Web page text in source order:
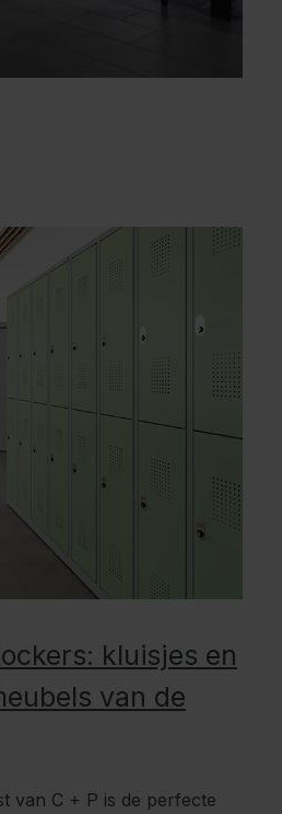
kluisjes en
van de
van C + P is de perfecte